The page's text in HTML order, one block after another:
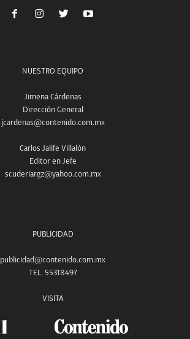
NUESTRO EQUIPO
Jimena Cárdenas
Dirección General
jcardenas@contenido.com.mx
Carlos Jalife Villalón
Editor en Jefe
scuderiargz@yahoo.com.mx
PUBLICIDAD
publicidad@contenido.com.mx
TEL. 55318497
VISITA